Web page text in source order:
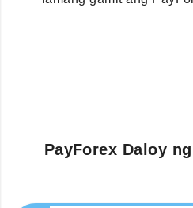
PayForex Daloy